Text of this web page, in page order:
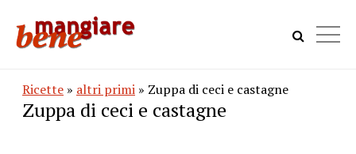
Ricette » altri primi » Zuppa di ceci e castagne
Zuppa di ceci e castagne